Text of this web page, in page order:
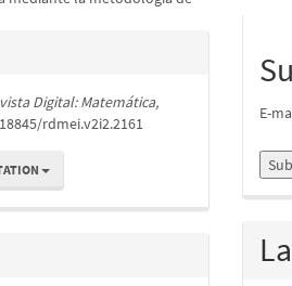
Digital: Matemática,
rdmei.v2i2.2161
E-